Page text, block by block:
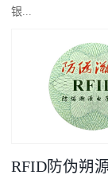
银...
凸码，金/银底
RFID防伪朔